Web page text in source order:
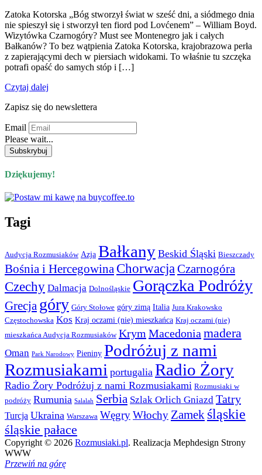
Zatoka Kotorska „Bóg stworzył świat w sześć dni, a siódmego dnia
nie spieszył się i stworzył ten fiord pod Lovćenem” – William Boyd.
Wizytówka Czarnogóry? Must see Montenegro jak i całych
Bałkanów? To bez wątpienia Zatoka Kotorska, krajobrazowa perła
z zapierającymi dech w piersiach widokami. To właśnie tu szczęka
potrafi opaść do samych stóp i […]
Czytaj dalej
Zapisz się do newslettera
Email
Please wait...
Dziękujemy!
Tagi
Audycja Rozmusiaków Azja Bałkany Beskid Śląski Bieszczady
Bośnia i Hercegowina ChorwacjaCzarnogóra
Czechy Dalmacja Dolnośląskie Gorączka Podróży
Grecja góry Góry Stołowe góry zimą Italia Jura Krakowsko
Częstochowska Kos Kraj oczami (nie) mieszkańca Kraj oczami (nie)
mieszkańca Audycja Rozmusiaków Krym Macedonia madera
Oman Park Narodowy Pieniny Podróżuj z nami
Rozmusiakami portugalia Radio Żory
Radio Żory Podróżuj z nami Rozmusiakami Rozmusiaki w
podróży Rumunia Salalah Serbia Szlak Orlich Gniazd Tatry
Turcja Ukraina Warszawa WęgryWłochy Zamek śląskie
śląskie pałace
Copyright © 2026 Rozmusiaki.pl. Realizacja Mephdesign Strony
WWW
Przewiń na górę